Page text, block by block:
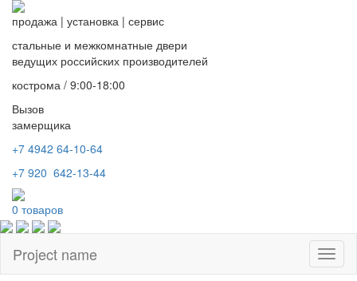
продажа | установка | сервис
стальные и межкомнатные двери
ведущих российских производителей
кострома / 9:00-18:00
Вызов
замерщика
+7 4942 64-10-64
+7 920 642-13-44
0 товаров
Project name